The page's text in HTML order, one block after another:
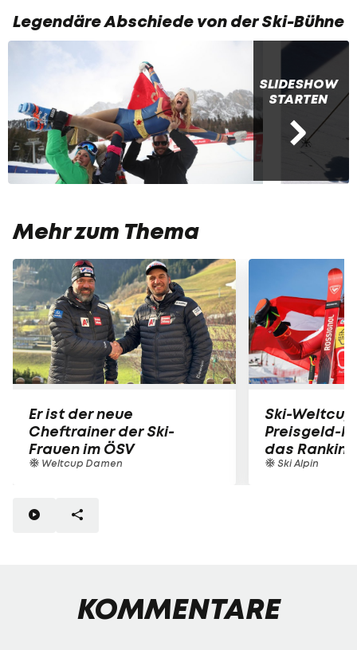
Legendäre Abschiede von der Ski-Bühne
SLIDESHOW
STARTEN
Mehr zum Thema
Er ist der neue
Cheftrainer der Ski-
Frauen im ÖSV
Weltcup Damen
Ski-Weltcup
Preisgeld-
das
Ski Alpin
KOMMENTARE